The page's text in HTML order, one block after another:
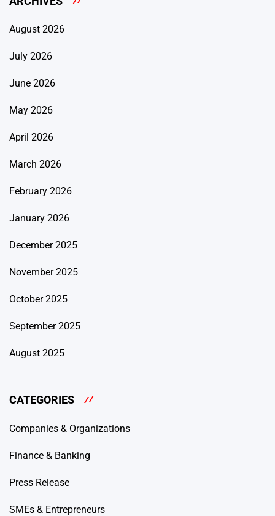
August 2026
July 2026
June 2026
May 2026
April 2026
March 2026
February 2026
January 2026
December 2025
November 2025
October 2025
September 2025
August 2025
CATEGORIES
Companies & Organizations
Finance & Banking
Press Release
SMEs & Entrepreneurs